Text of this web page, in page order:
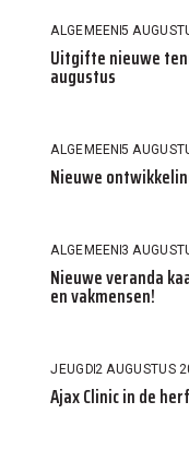
ALGEMEEN5
Uitgifte nieuwe
augustus
ALGEMEEN5
Nieuwe
ALGEMEEN3
Nieuwe veranda
en vakmensen!
JEUGD2 AUGUSTUS
Ajax Clinic in de